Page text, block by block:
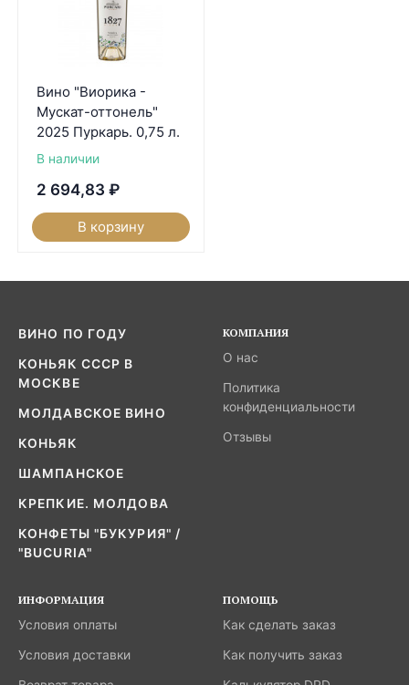
Вино "Виорика -
Мускат-оттонель"
2025 Пуркарь. 0,75 л.
В наличии
2 694,83 ₽
В корзину
ВИНО ПО ГОДУ
КОНЬЯК СССР В
МОСКВЕ
МОЛДАВСКОЕ ВИНО
КОНЬЯК
ШАМПАНСКОЕ
КРЕПКИЕ. МОЛДОВА
КОНФЕТЫ "БУКУРИЯ" /
"BUCURIA"
КОМПАНИЯ
О нас
Политика
конфиденциальности
Отзывы
ИНФОРМАЦИЯ
Условия оплаты
Условия доставки
ПОМОЩЬ
Как сделать заказ
Как получить заказ